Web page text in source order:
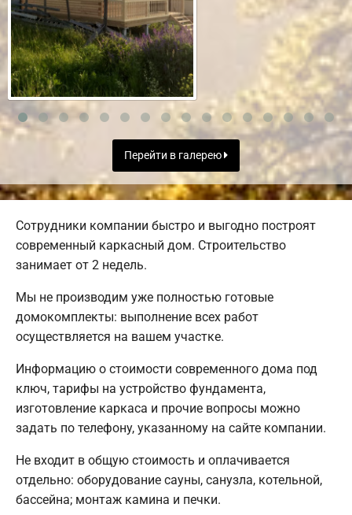
Перейти в галерею
Сотрудники компании быстро и выгодно построят
современный каркасный дом. Строительство
занимает от 2 недель.
Мы не производим уже полностью готовые
домокомплекты: выполнение всех работ
осуществляется на вашем участке.
Информацию о стоимости современного дома под
ключ, тарифы на устройство фундамента,
изготовление каркаса и прочие вопросы можно
задать по телефону, указанному на сайте компании.
Не входит в общую стоимость и оплачивается
отдельно: оборудование сауны, санузла, котельной,
бассейна; монтаж камина и печки.